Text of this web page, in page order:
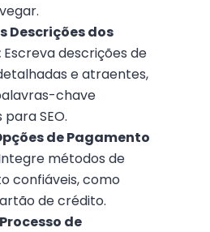
Descrições dos
Escreva descrições de
e atraentes,
chave
SEO.
de Pagamento
métodos de
confiáveis, como
de crédito.
de